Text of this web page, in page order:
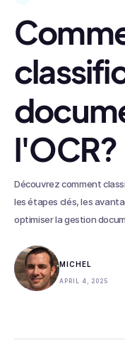
l'OCR?
Découvrez comment
les étapes clés, les
optimiser la gestion
MICHEL
APRIL 4, 2025